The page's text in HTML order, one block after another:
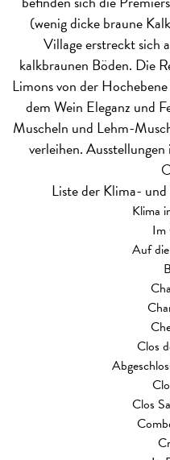
(wenig dicke braune
Village erstreckt sich
kalkbraunen Böden. Die
Limons von der
dem Wein Eleganz und
Muscheln und Lehm-
verleihen.
Liste der Klima-
Klima
Im
Auf
Clos
Clos